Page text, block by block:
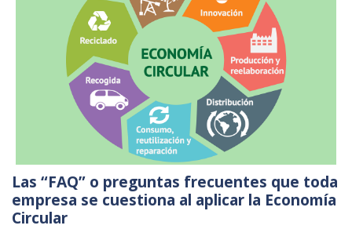
Las “FAQ” o preguntas frecuentes que toda
empresa se cuestiona al aplicar la Economía
Circular